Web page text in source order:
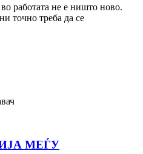
работата не е ништо ново.
точно треба да се
МЕЃУ